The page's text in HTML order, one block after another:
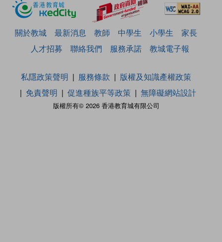
關於教城 最新消息 教師 中學生 小學生
家長
人才招募
聯絡我們 服務承諾 教城電子報
版權所有© 2026 香港教育城有限公司
私隱政策聲明 服務條款
版權及知識產權政策
免責聲明
促進種族平等政策 無障礙網站設計